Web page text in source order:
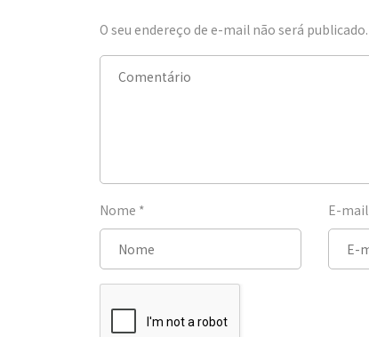
O seu endereço de e-mail não será publicado.
Nome * E-mail